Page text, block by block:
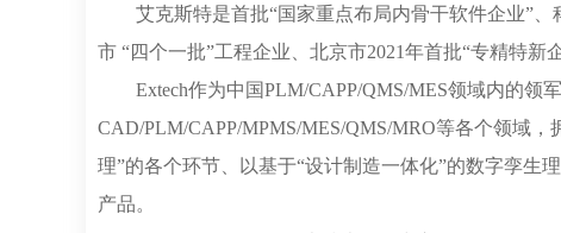
艾克斯特是首批“国家重点布局内骨干软件企业”、
市 “四个一批”工程企业、北京市2021年首批“专精特新企
Extech作为中国PLM/CAPP/QMS/MES领域内的领
CAD/PLM/CAPP/MPMS/MES/QMS/MRO等各个领域
理”的各个环节、以基于“设计制造一体化”的数字孪生
产品。